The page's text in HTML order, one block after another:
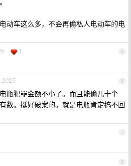
动车这么多，不会再偷私人电动车的电
5
1
6
2025
瓶犯罪金额不小了。而且能偷几十个
数。挺好破案的。就是电瓶肯定搞不回
7
8